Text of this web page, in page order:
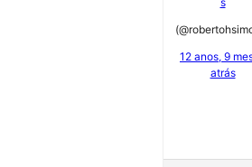
12 anos, 9
atrás